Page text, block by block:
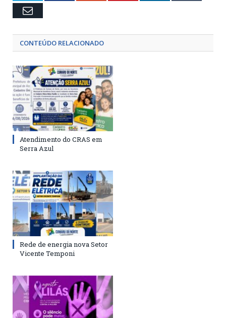
Email
CONTEÚDO RELACIONADO
Atendimento do CRAS em
Serra Azul
Rede de energia nova Setor
Vicente Temponi